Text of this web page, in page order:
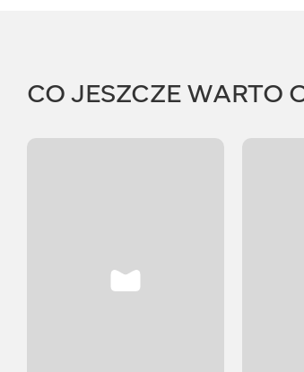
CO JESZCZE WARTO